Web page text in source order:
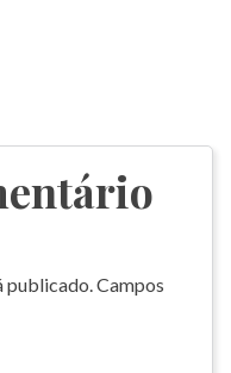
publicado.Campos